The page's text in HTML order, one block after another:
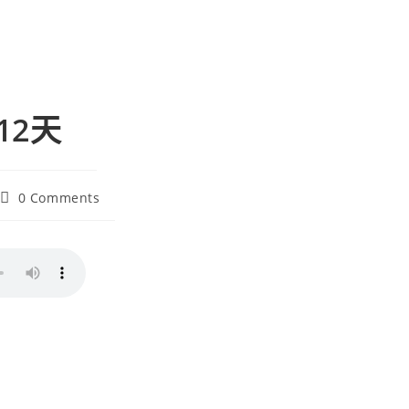
天
0 Comments